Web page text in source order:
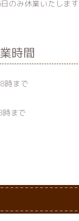
のみ休業いたしま
時間
まで
まで